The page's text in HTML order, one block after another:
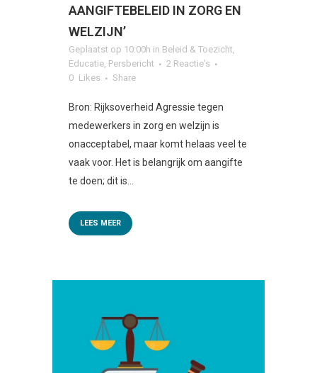
AANGIFTEBELEID IN ZORG EN
WELZIJN’
Geplaatst op 10:00h in Beleid & Toezicht
Educatie Persbericht
2 Reactie's
0 Likes Share
Bron: Rijksoverheid Agressie tegen
medewerkers in zorg en welzijn is
onacceptabel, maar komt helaas veel te
vaak voor. Het is belangrijk om aangifte
te doen; dit is...
LEES MEER